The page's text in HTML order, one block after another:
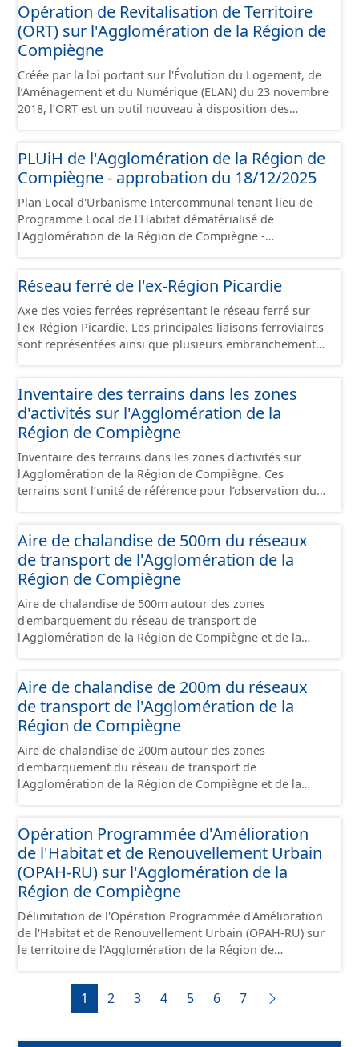
Opération de Revitalisation de Territoire
(ORT) sur l'Agglomération de la Région de
Compiègne
Créée par la loi portant sur l'Évolution du Logement, de
l’Aménagement et du Numérique (ELAN) du 23 novembre
2018, l’ORT est un outil nouveau à disposition des
économique et social, pour lutter prioritairement contre
la dévitalisation des centres-villes. L’ORT vise une
requalification d’ensemble d’un centre-ville dont elle
facilite la rénovation du parc de logements, de locaux
commerciaux et artisanaux, et plus globalement le tissu
urbain, pour créer un cadre de vie attractif propice au
données contient le périmètre sur l'Agglomération de la
Région de Compiègne, situé sur les communes de
Compiègne, de Margny-lès-Compiègne et de Venette.
PLUiH de l'Agglomération de la Région de
Compiègne - approbation du 18/12/2025
Plan Local d'Urbanisme Intercommunal tenant lieu de
Programme Local de l'Habitat dématérialisé de
l'Agglomération de la Région de Compiègne -
de Compiègne et de la Basse Automne. Ce PLUiH est
numérisé conformément aux prescriptions nationales
du CNIG et contient les pièces administratives, le rapport
de présentation, le PADD, les règlements écrits et
graphiques, les annexes, les OAP et les données
de ces données, il est rappelé que seuls les documents
papiers font foi et sont opposables d'un point de vue
juridique.
Réseau ferré de l'ex-Région Picardie
Axe des voies ferrées représentant le réseau ferré sur
l'ex-Région Picardie. Les principales liaisons ferroviaires
sont représentées ainsi que plusieurs embranchements
sont désaffectées mais sont toujours physiquement
présentes sur le terrain.
Inventaire des terrains dans les zones
d'activités sur l'Agglomération de la
Région de Compiègne
Inventaire des terrains dans les zones d'activités sur
l'Agglomération de la Région de Compiègne. Ces
terrains sont l’unité de référence pour l’observation du
faisant l’objet d’un regroupement suivant leur état
d’occupation, leur stade de commercialisation, leur
stade d’aménagement et la nature de leur maîtrise
foncière. Il s'appuie globalement sur la limite de parcelle
cadastrale mais peut également la subdiviser s'il
provient d'un plan d'aménagement par lots qui précède
un remembrement cadastral. Ces terrains sont
d'autres usages situés dans ces sites (équipement,
divers, ...). Ce lot est constitué conformément aux
prescriptions du standard CNIG Sites Economiques.
Aire de chalandise de 500m du réseaux
de transport de l'Agglomération de la
Région de Compiègne
Aire de chalandise de 500m autour des zones
d'embarquement du réseau de transport de
l'Agglomération de la Région de Compiègne et de la
Aire de chalandise de 200m du réseaux
de transport de l'Agglomération de la
Région de Compiègne
Aire de chalandise de 200m autour des zones
d'embarquement du réseau de transport de
l'Agglomération de la Région de Compiègne et de la
Opération Programmée d'Amélioration
de l'Habitat et de Renouvellement Urbain
(OPAH-RU) sur l'Agglomération de la
Région de Compiègne
Délimitation de l'Opération Programmée d'Amélioration
de l'Habitat et de Renouvellement Urbain (OPAH-RU) sur
le territoire de l'Agglomération de la Région de
communes de Compiègne et de Margny-lès-Compiègne.
Cette OPAH est opérationnelle jusqu'en juillet 2026 et
elle ne sera pas renouvelée au-delà de cette date.
1 2 3 4 5 6 7